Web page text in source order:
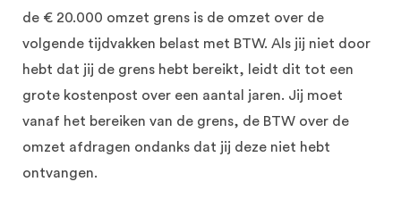
de € 20.000 omzet grens is de omzet over de
volgende tijdvakken belast met BTW. Als jij niet door
hebt dat jij de grens hebt bereikt, leidt dit tot een
grote kostenpost over een aantal jaren. Jij moet
vanaf het bereiken van de grens, de BTW over de
omzet afdragen ondanks dat jij deze niet hebt
ontvangen.